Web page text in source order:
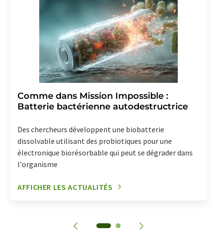
Comme dans Mission Impossible :
Batterie bactérienne autodestructrice
Des chercheurs développent une biobatterie
dissolvable utilisant des probiotiques pour une
électronique biorésorbable qui peut se dégrader dans
l'organisme
AFFICHER LES ACTUALITÉS